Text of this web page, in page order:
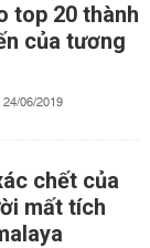
top 20 thành
của tương
06/2019
chết của
mất tích